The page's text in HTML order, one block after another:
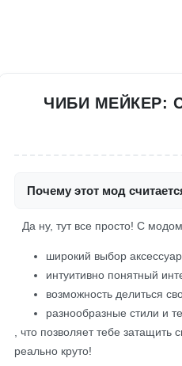
ЧИБИ МЕЙКЕР:
Почему этот мод
Да ну, тут все просто! С
широкий выбор
интуитивно понятный
возможность делиться
разнообразные стили и
, что позволяет тебе
реально круто!